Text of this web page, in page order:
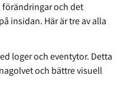
förändringar och det
insidan. Här är tre av alla
loger och eventytor. Detta
och bättre visuell